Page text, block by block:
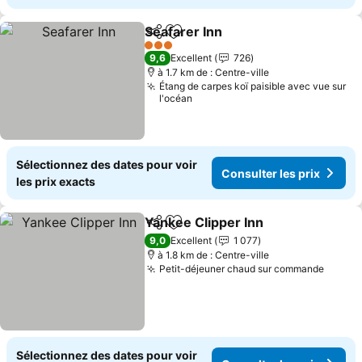
PartagerAjouter à mes favoris
Seafarer Inn
3 Étoiles
9,6 Excellent
726
à 1.7 km de : Centre-ville
Étang de carpes koï paisible avec vue sur
l'océan
Sélectionnez des dates pour voir
les prix exacts
Consulter les prix
PartagerAjouter à mes favoris
Yankee Clipper Inn
9,0 Excellent
1 077
à 1.8 km de : Centre-ville
Petit-déjeuner chaud sur commande
Sélectionnez des dates pour voir